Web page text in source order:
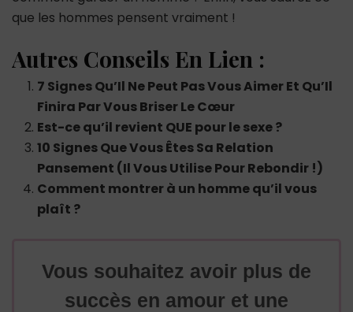
que les hommes pensent vraiment !
Autres Conseils En Lien :
7 Signes Qu’Il Ne Peut Pas Vous Aimer Et Qu’Il
Finira Par Vous Briser Le Cœur
Est-ce qu’il revient QUE pour le sexe ?
10 Signes Que Vous Êtes Sa Relation
Pansement (Il Vous Utilise Pour Rebondir !)
Comment montrer à un homme qu’il vous
plaît ?
Vous souhaitez avoir plus de
succès en amour et une